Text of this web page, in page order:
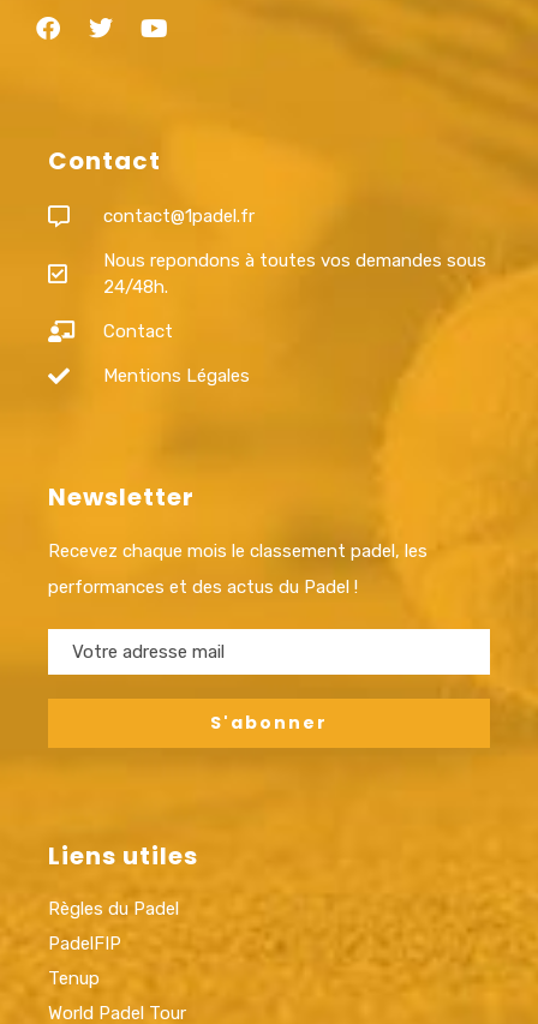
Contact
contact@1padel.fr
Nous repondons à toutes vos demandes sous
24/48h.
Contact
Mentions Légales
Newsletter
Recevez chaque mois le classement padel, les
performances et des actus du Padel !
Liens utiles
Règles du Padel
PadelFIP
Tenup
World Padel Tour